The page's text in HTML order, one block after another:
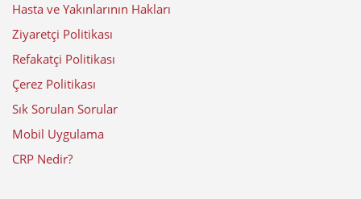
Hasta ve Yakınlarının Hakları
Ziyaretçi Politikası
Refakatçi Politikası
Çerez Politikası
Sık Sorulan Sorular
Mobil Uygulama
CRP Nedir?